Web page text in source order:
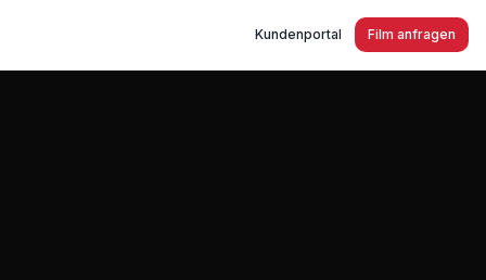
Kundenportal Film anfragen